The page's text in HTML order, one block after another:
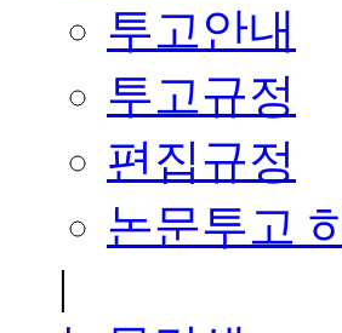
투고안내
투고규정
편집규정
논문투고
|